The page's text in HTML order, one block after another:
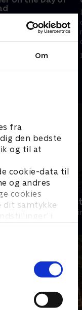
Om
fra
den bedste
og til at
cookie-data til
og andres
cookies
dit samtykke
i
på, at nogle har
fejring af De Dødes
bogstaveligt, da
Fornyet
Krimi &